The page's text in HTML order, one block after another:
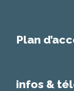
Plan
infos &